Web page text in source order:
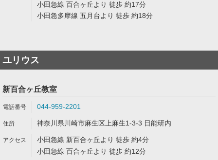
小田急線 百合ヶ丘より 徒歩 約17分
小田急多摩線 五月台より 徒歩 約18分
ユリウス
新百合ヶ丘教室
044-959-2201
神奈川県川崎市麻生区上麻生1-3-3 日能研内
小田急線 新百合ヶ丘より 徒歩 約4分
小田急線 百合ヶ丘より 徒歩 約12分